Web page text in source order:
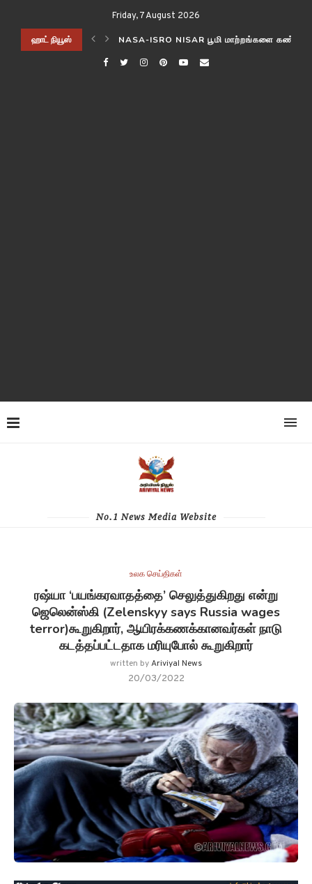
Friday, 7 August 2026
ஹாட் நியூஸ்
விஞ்ஞானிகள்! NASA-ISRO NISAR பூமி மாற்றங்களை
No.1 News Media Website
உலக செய்திகள்
ரஷ்யா ‘பயங்கரவாதத்தை’ செலுத்துகிறது என்று
ஜெலென்ஸ்கி (Zelenskyy says Russia wages
terror)கூறுகிறார், ஆயிரக்கணக்கானவர்கள் நாடு
கடத்தப்பட்டதாக மரியுபோல் கூறுகிறார்
written byAriviyal News
20/03/2022